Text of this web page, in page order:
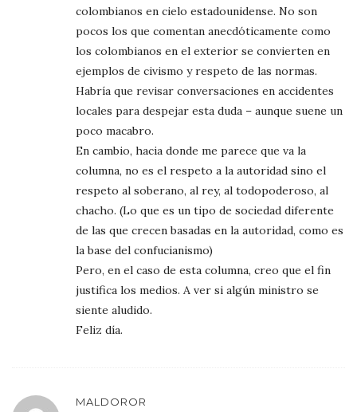
colombianos en cielo estadounidense. No son
pocos los que comentan anecdóticamente como
los colombianos en el exterior se convierten en
ejemplos de civismo y respeto de las normas.
Habría que revisar conversaciones en accidentes
locales para despejar esta duda – aunque suene un
poco macabro.
En cambio, hacia donde me parece que va la
columna, no es el respeto a la autoridad sino el
respeto al soberano, al rey, al todopoderoso, al
chacho. (Lo que es un tipo de sociedad diferente
de las que crecen basadas en la autoridad, como es
la base del confucianismo)
Pero, en el caso de esta columna, creo que el fin
justifica los medios. A ver si algún ministro se
siente aludido.
Feliz día.
MALDOROR